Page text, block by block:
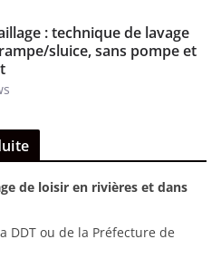
: technique de lavage
sluice, sans pompe et
de loisir en rivières et dans
DDT ou de la Préfecture de